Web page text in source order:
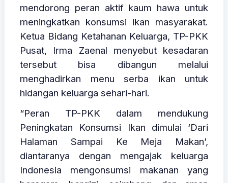
mendorong peran aktif kaum hawa untuk
meningkatkan konsumsi ikan masyarakat.
Ketua Bidang Ketahanan Keluarga, TP-PKK
Pusat, Irma Zaenal menyebut kesadaran
tersebut bisa dibangun melalui
menghadirkan menu serba ikan untuk
hidangan keluarga sehari-hari.
“Peran TP-PKK dalam mendukung
Peningkatan Konsumsi Ikan dimulai ‘Dari
Halaman Sampai Ke Meja Makan’,
diantaranya dengan mengajak keluarga
Indonesia mengonsumsi makanan yang